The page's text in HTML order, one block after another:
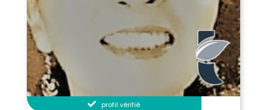
profil vérifié